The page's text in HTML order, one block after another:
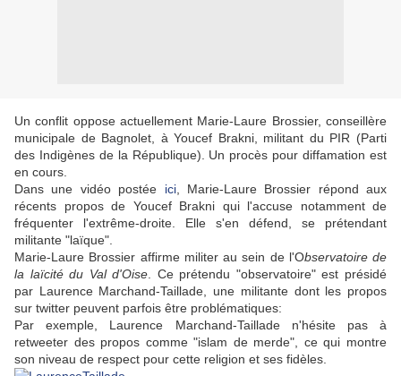
Un conflit oppose actuellement Marie-Laure Brossier, conseillère
municipale de Bagnolet, à Youcef Brakni, militant du PIR (Parti
des Indigènes de la République). Un procès pour diffamation est
en cours.
Dans une vidéo postée ici, Marie-Laure Brossier répond aux
récents propos de Youcef Brakni qui l'accuse notamment de
fréquenter l'extrême-droite. Elle s'en défend, se prétendant
militante "laïque".
Marie-Laure Brossier affirme militer au sein de l'Observatoire de
la laïcité du Val d'Oise . Ce prétendu "observatoire" est présidé
par Laurence Marchand-Taillade, une militante dont les propos
sur twitter peuvent parfois être problématiques:
Par exemple, Laurence Marchand-Taillade n'hésite pas à
retweeter des propos comme "islam de merde", ce qui montre
son niveau de respect pour cette religion et ses fidèles.